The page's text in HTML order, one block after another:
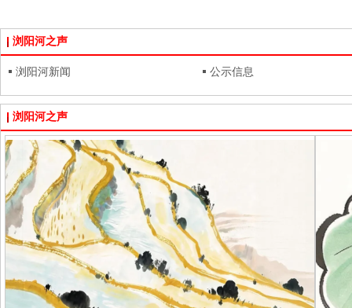
浏阳河之声
浏阳河新闻 公示信息
浏阳河之声